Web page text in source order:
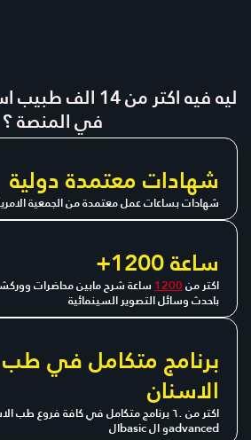
ليه فيه اكتر من
في المنصة ؟
شهادات معتمدة دولية
شهادات بساعات عمل معتمدة من الجمعية
+1200 ساعة
اكتر من1200ساعة شرح مابين محاضرات
باحدث وسائل التصوير السينمائية
الاسنان
اكتر من ٦٠ برنامج متكامل في كافة فروع
الbasic و الadvanced